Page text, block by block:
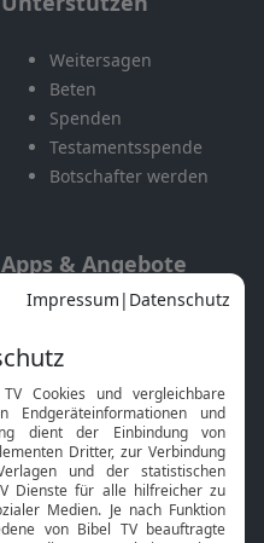
Weitersagen
Beten
Spenden
Testamentsspende
Botschafter werden
Apps & Angebote
Mobile App
Smart TV
HbbTV
Bibelthek Online-Bibel
Nächster Gottesdienst